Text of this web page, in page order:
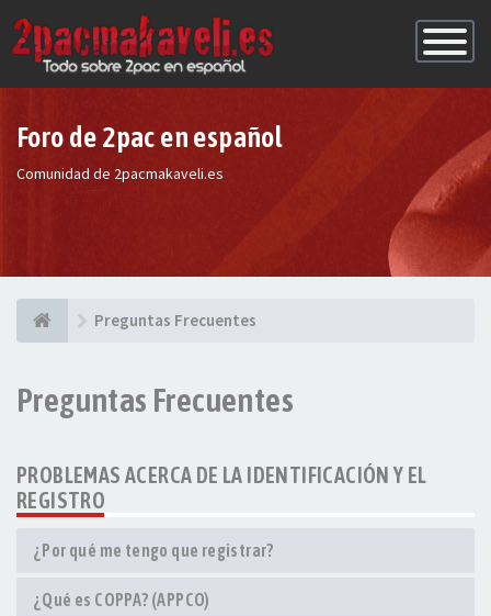
de
Foro de 2pac en español
Comunidad de 2pacmakaveli.es
Preguntas Frecuentes
Preguntas Frecuentes
PROBLEMAS ACERCA DE LA IDENTIFICACIÓN Y EL
REGISTRO
¿Por qué me tengo que registrar?
¿Qué es COPPA? (APPCO)